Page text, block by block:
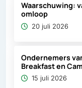
Waarschuwing:
omloop
20 juli 2026
Ondernemers
Breakfast en
15 juli 2026